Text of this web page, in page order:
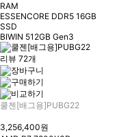
RAM
ESSENCORE DDR5 16GB
SSD
BIWIN 512GB Gen3
리뷰 72개
쿨젠[배그용]PUBG22
3,256,400원